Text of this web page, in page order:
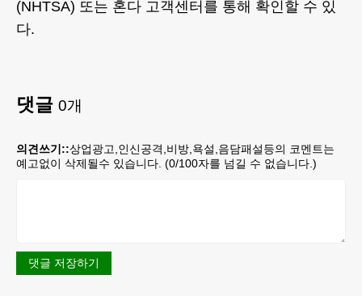
(NHTSA) 또는 혼다 고객센터를 통해 확인할 수 있
다.
댓글 0개
의견쓰기::상업광고,인신공격,비방,욕설,음담패설등의 코멘트는
예고없이 삭제될수 있습니다. (0/100자를 넘길 수 없습니다.)
댓글 저장하기